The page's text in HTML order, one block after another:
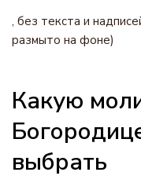
, без текста и
размыто на фоне)
Какую
выбрать